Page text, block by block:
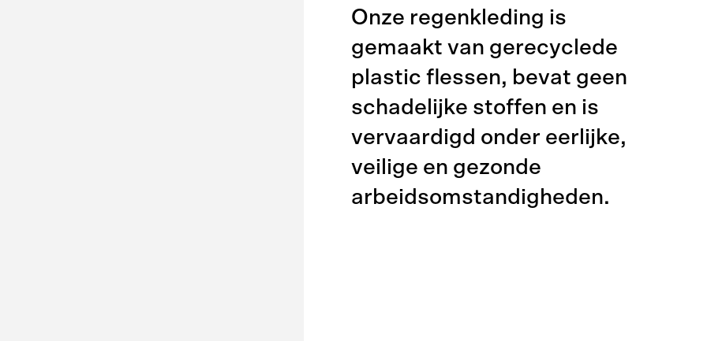
Onze regenkleding is
gemaakt van gerecyclede
plastic flessen, bevat geen
schadelijke stoffen en is
vervaardigd onder eerlijke,
veilige en gezonde
arbeidsomstandigheden.